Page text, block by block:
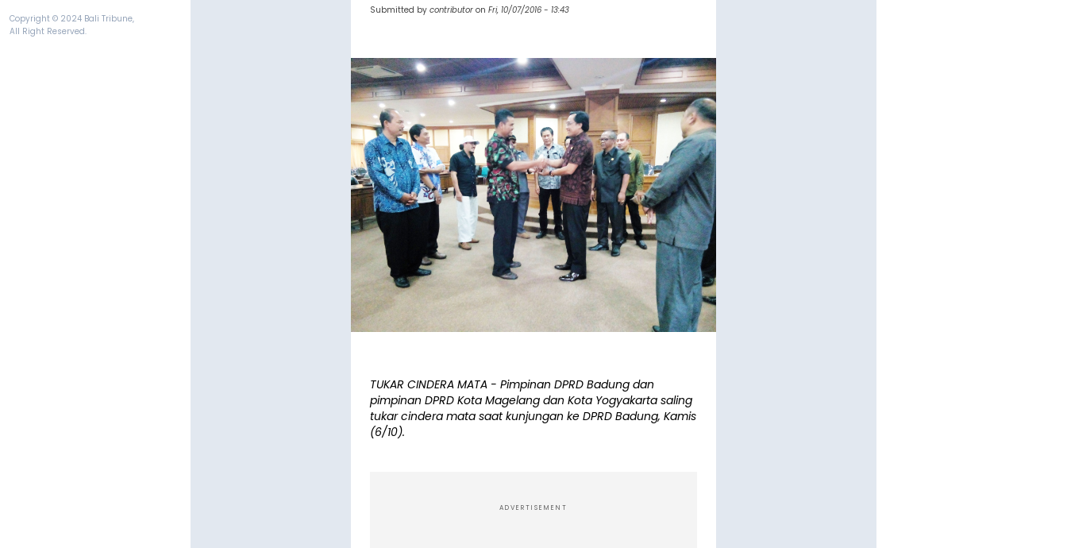
Copyright © 2024 Bali Tribune,
All Right Reserved.
Submitted by contributor on Fri, 10/07/2016 - 13:43
TUKAR CINDERA MATA - Pimpinan DPRD Badung dan
pimpinan DPRD Kota Magelang dan Kota Yogyakarta saling
tukar cindera mata saat kunjungan ke DPRD Badung, Kamis
(6/10).
ADVERTISEMENT